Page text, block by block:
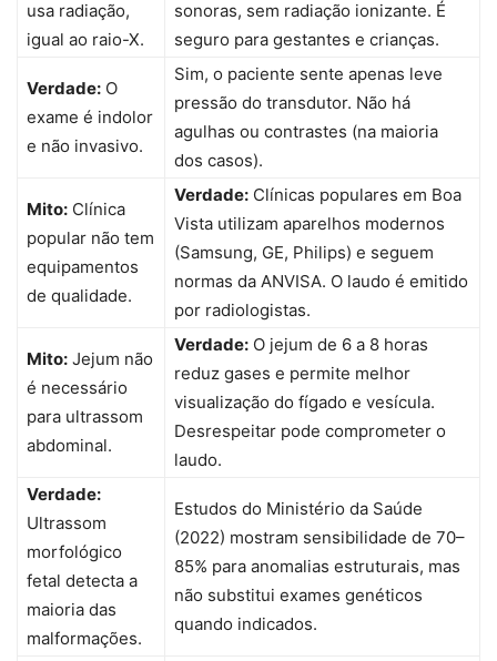
usa radiação,
igual ao raio-X.
sonoras, sem radiação ionizante. É
seguro para gestantes e crianças.
Verdade: O
exame é indolor
e não invasivo.
Sim, o paciente sente apenas leve
pressão do transdutor. Não há
agulhas ou contrastes (na maioria
dos casos).
Mito: Clínica
popular não tem
equipamentos
de qualidade.
Verdade: Clínicas populares em Boa
Vista utilizam aparelhos modernos
(Samsung, GE, Philips) e seguem
normas da ANVISA. O laudo é emitido
por radiologistas.
Mito: Jejum não
é necessário
para ultrassom
abdominal.
Verdade: O jejum de 6 a 8 horas
reduz gases e permite melhor
visualização do fígado e vesícula.
Desrespeitar pode comprometer o
laudo.
Verdade:
Ultrassom
morfológico
fetal detecta a
maioria das
malformações.
Estudos do Ministério da Saúde
(2022) mostram sensibilidade de 70–
85% para anomalias estruturais, mas
não substitui exames genéticos
quando indicados.